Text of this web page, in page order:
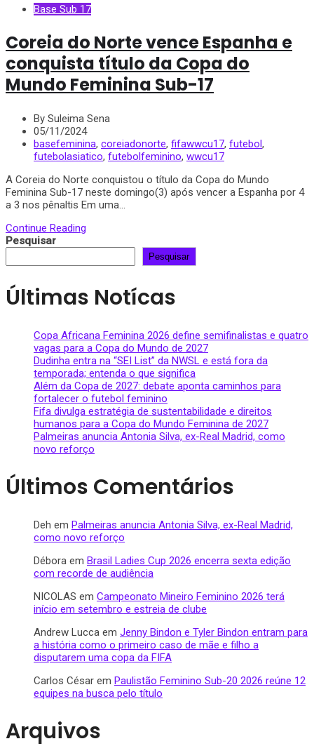
Base Sub 17
Coreia do Norte vence Espanha e
conquista título da Copa do
Mundo Feminina Sub-17
By Suleima Sena
05/11/2024
basefeminina, coreiadonorte, fifawwcu17, futebol ,
futebolasiatico, futebolfeminino, wwcu17
A Coreia do Norte conquistou o título da Copa do Mundo
Feminina Sub-17 neste domingo(3) após vencer a Espanha por 4
a 3 nos pênaltis Em uma...
Continue Reading
Pesquisar
Pesquisar
Últimas Notícas
Copa Africana Feminina 2026 define semifinalistas e quatro
vagas para a Copa do Mundo de 2027
Dudinha entra na “SEI List” da NWSL e está fora da
temporada; entenda o que significa
Além da Copa de 2027: debate aponta caminhos para
fortalecer o futebol feminino
Fifa divulga estratégia de sustentabilidade e direitos
humanos para a Copa do Mundo Feminina de 2027
Palmeiras anuncia Antonia Silva, ex-Real Madrid, como
novo reforço
Últimos Comentários
Deh em Palmeiras anuncia Antonia Silva, ex-Real Madrid,
como novo reforço
Débora em Brasil Ladies Cup 2026 encerra sexta edição
com recorde de audiência
NICOLAS em Campeonato Mineiro Feminino 2026 terá
início em setembro e estreia de clube
Andrew Lucca em Jenny Bindon e Tyler Bindon entram para
a história como o primeiro caso de mãe e filho a
disputarem uma copa da FIFA
Carlos César em Paulistão Feminino Sub-20 2026 reúne 12
equipes na busca pelo título
Arquivos